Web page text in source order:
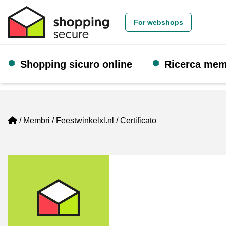
For webshops
Shopping sicuro online Ricerca
Home
Membri Feestwinkelxl.nl Certificato